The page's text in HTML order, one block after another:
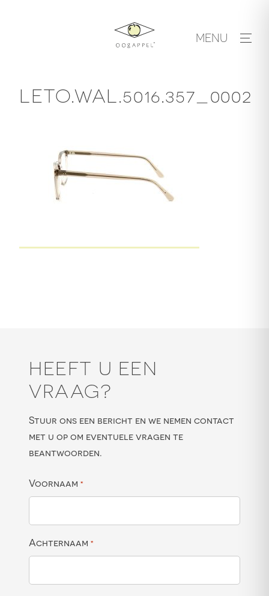
MENU
LETO.WAL.5016.357_0002
HEEFT U EEN
VRAAG?
Stuur ons een bericht en we nemen contact
met u op om eventuele vragen te
beantwoorden.
Voornaam *
Achternaam *